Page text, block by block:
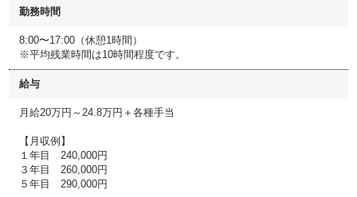
勤務時間
8:00〜17:00（休憩1時間）
※平均残業時間は10時間程度です。
給与
月給20万円～24.8万円＋各種手当
【月収例】
１年目 240,000円
３年目 260,000円
５年目 290,000円